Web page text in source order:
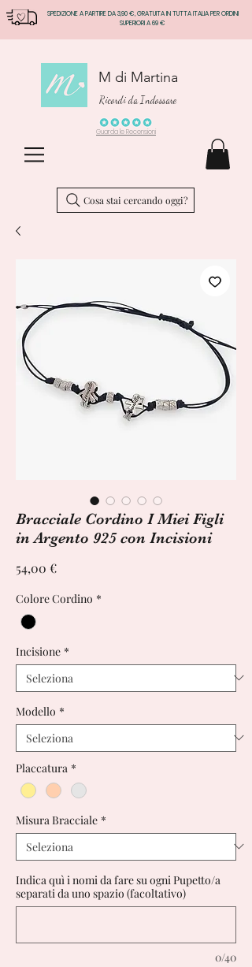
SPEDIZIONE A PARTIRE DA 3,90 €, GRATUITA IN TUTTA ITALIA PER ORDINI
SUPERIORI A 69 €
M di Martina
Ricordi da Indossare
Guarda le Recensioni
Cosa stai cercando oggi?
Bracciale Cordino I Miei Figli
in Argento 925 con Incisioni
54,00 €Prezzo
Colore Cordino *
Incisione *
Modello *
Placcatura *
Misura Bracciale *
Indica quì i nomi da fare su ogni Pupetto/a
separati da uno spazio (facoltativo)
0/40